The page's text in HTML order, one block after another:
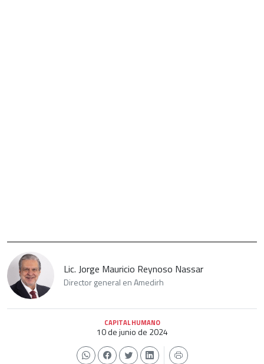
Lic. Jorge Mauricio Reynoso Nassar
Director general en Amedirh
CAPITAL HUMANO
10 de junio de 2024